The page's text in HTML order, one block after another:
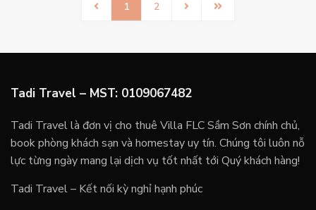
1 2
Tadi Travel – MST: 0109067482
Tadi Travel là đơn vị cho thuê Villa FLC Sầm Sơn chính chủ,
book phòng khách sạn và homestay uy tín. Chúng tôi luôn nỗ
lực từng ngày mang lại dịch vụ tốt nhất tới Quý khách hàng!
Tadi Travel – Kết nối kỳ nghỉ hạnh phúc